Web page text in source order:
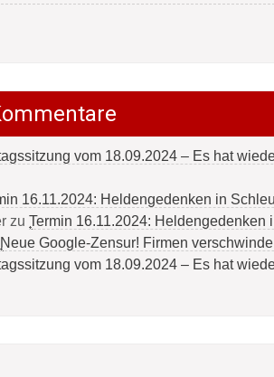
vom 18.09.2024 – Es hat
16.11.2024: Heldengedenken in
zu Termin 16.11.2024: Heldengedenken
Neue Google-Zensur! Firmen
vom 18.09.2024 – Es hat